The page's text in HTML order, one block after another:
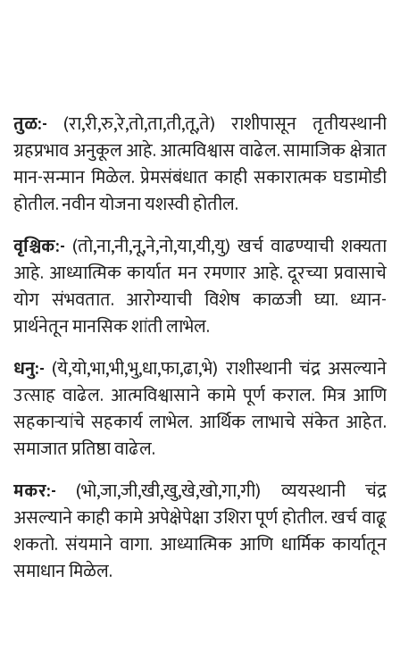
तुळ:- (रा,री,रु,रे,तो,ता,ती,तू,ते) राशीपासून तृतीयस्थानी
ग्रहप्रभाव अनुकूल आहे. आत्मविश्वास वाढेल. सामाजिक क्षेत्रात
मान-सन्मान मिळेल. प्रेमसंबंधात काही सकारात्मक घडामोडी
होतील. नवीन योजना यशस्वी होतील.
वृश्चिक:- (तो,ना,नी,नू,ने,नो,या,यी,यु) खर्च वाढण्याची शक्यता
आहे. आध्यात्मिक कार्यात मन रमणार आहे. दूरच्या प्रवासाचे
योग संभवतात. आरोग्याची विशेष काळजी घ्या. ध्यान-
प्रार्थनेतून मानसिक शांती लाभेल.
धनु:- (ये,यो,भा,भी,भु,धा,फा,ढा,भे) राशीस्थानी चंद्र असल्याने
उत्साह वाढेल. आत्मविश्वासाने कामे पूर्ण कराल. मित्र आणि
सहकाऱ्यांचे सहकार्य लाभेल. आर्थिक लाभाचे संकेत आहेत.
समाजात प्रतिष्ठा वाढेल.
मकर:- (भो,जा,जी,खी,खु,खे,खो,गा,गी) व्ययस्थानी चंद्र
असल्याने काही कामे अपेक्षेपेक्षा उशिरा पूर्ण होतील. खर्च वाढू
शकतो. संयमाने वागा. आध्यात्मिक आणि धार्मिक कार्यातून
समाधान मिळेल.